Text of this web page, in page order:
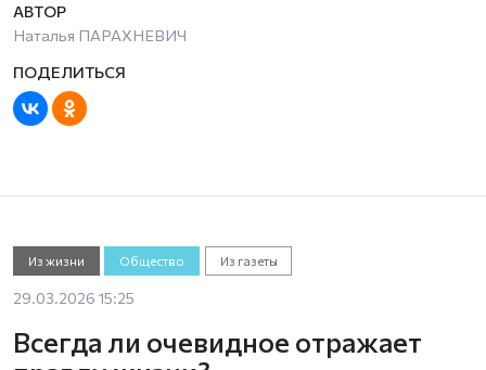
Наталья ПАРАХНЕВИЧ
Из жизни Общество Из газеты
29.03.2026 15:25
Всегда ли очевидное отражает